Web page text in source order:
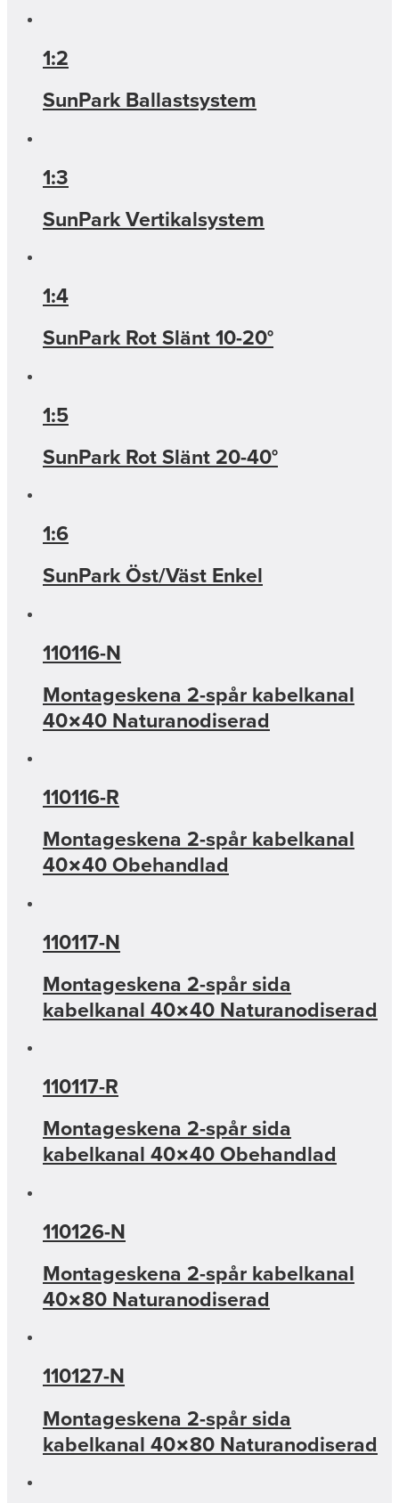
1:2
SunPark Ballastsystem
1:3
SunPark Vertikalsystem
1:4
SunPark Rot Slänt 10-20°
1:5
SunPark Rot Slänt 20-40°
1:6
SunPark Öst/Väst Enkel
110116-N
Montageskena 2-spår kabelkanal
40×40 Naturanodiserad
110116-R
Montageskena 2-spår kabelkanal
40×40 Obehandlad
110117-N
Montageskena 2-spår sida
kabelkanal 40×40 Naturanodiserad
110117-R
Montageskena 2-spår sida
kabelkanal 40×40 Obehandlad
110126-N
Montageskena 2-spår kabelkanal
40×80 Naturanodiserad
110127-N
Montageskena 2-spår sida
kabelkanal 40×80 Naturanodiserad